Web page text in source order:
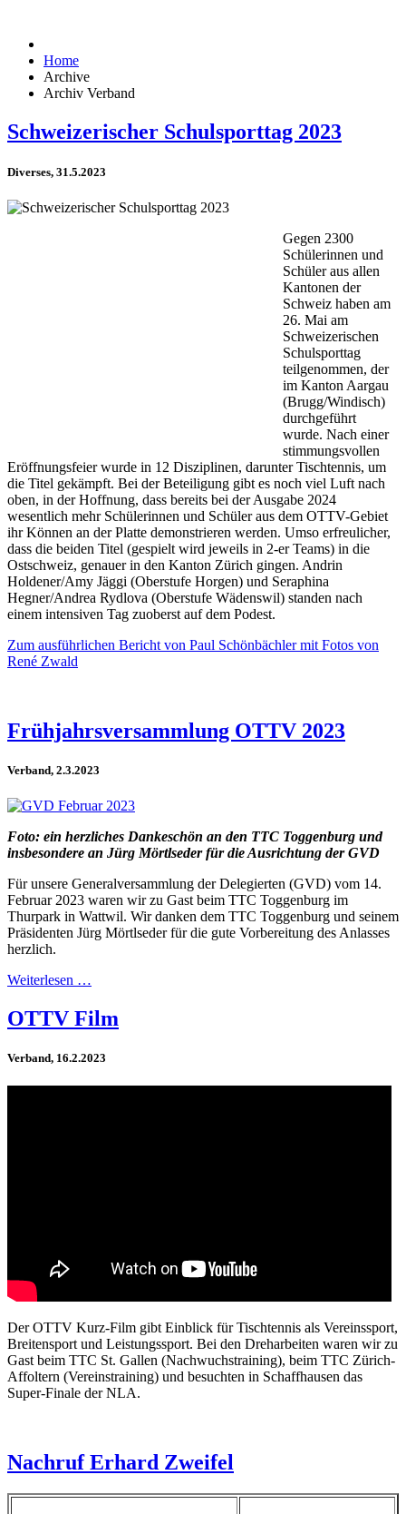
Home
Archive
Archiv Verband
Schweizerischer Schulsporttag 2023
Diverses, 31.5.2023
Gegen 2300
Schülerinnen und
Schüler aus allen
Kantonen der
Schweiz haben am
26. Mai am
Schweizerischen
Schulsporttag
teilgenommen, der
im Kanton Aargau
(Brugg/Windisch)
durchgeführt
wurde. Nach einer
stimmungsvollen
Eröffnungsfeier wurde in 12 Disziplinen, darunter Tischtennis, um
die Titel gekämpft. Bei der Beteiligung gibt es noch viel Luft nach
oben, in der Hoffnung, dass bereits bei der Ausgabe 2024
wesentlich mehr Schülerinnen und Schüler aus dem OTTV-Gebiet
ihr Können an der Platte demonstrieren werden. Umso erfreulicher,
dass die beiden Titel (gespielt wird jeweils in 2-er Teams) in die
Ostschweiz, genauer in den Kanton Zürich gingen. Andrin
Holdener/Amy Jäggi (Oberstufe Horgen) und Seraphina
Hegner/Andrea Rydlova (Oberstufe Wädenswil) standen nach
einem intensiven Tag zuoberst auf dem Podest.
Zum ausführlichen Bericht von Paul Schönbächler mit Fotos von
René Zwald
Frühjahrsversammlung OTTV 2023
Verband, 2.3.2023
Foto: ein herzliches Dankeschön an den TTC Toggenburg und
insbesondere an Jürg Mörtlseder für die Ausrichtung der GVD
Für unsere Generalversammlung der Delegierten (GVD) vom 14.
Februar 2023 waren wir zu Gast beim TTC Toggenburg im
Thurpark in Wattwil. Wir danken dem TTC Toggenburg und seinem
Präsidenten Jürg Mörtlseder für die gute Vorbereitung des Anlasses
herzlich.
Weiterlesen …
OTTV Film
Verband, 16.2.2023
Der OTTV Kurz-Film gibt Einblick für Tischtennis als Vereinssport,
Breitensport und Leistungssport. Bei den Dreharbeiten waren wir zu
Gast beim TTC St. Gallen (Nachwuchstraining), beim TTC Zürich-
Affoltern (Vereinstraining) und besuchten in Schaffhausen das
Super-Finale der NLA.
Nachruf Erhard Zweifel